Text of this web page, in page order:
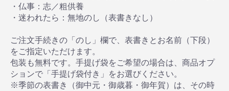
・仏事：志／粗供養
・迷われたら：無地のし（表書きなし）
ご注文手続きの「のし」欄で、表書きとお名前（下段）
をご指定いただけます。
包装も無料です。手提げ袋をご希望の場合は、商品オプ
ションで「手提げ袋付き」をお選びください。
※季節の表書き（御中元・御歳暮・御年賀）は、その時